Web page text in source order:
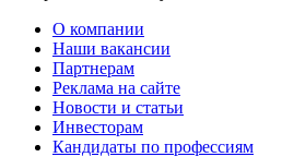
О компании
Наши вакансии
Партнерам
Реклама на сайте
Новости и статьи
Инвесторам
Кандидаты по профессиям